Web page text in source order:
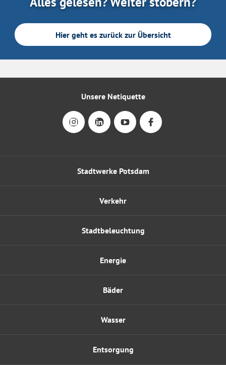
Hier geht es zurück zur Übersicht
Stadtwerke Potsdam
Energie
Wasser
Verkehr
Bäder
Entsorgung
Stadtbeleuchtung
Unsere Netiquette